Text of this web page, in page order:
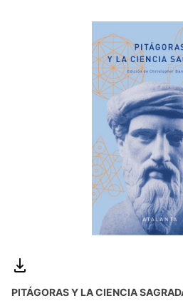
PITÁGORAS Y LA CIENCIA